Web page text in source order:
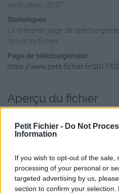
Petit Fichier - Do Not
Information
If you wish to opt-out of the sale,
processing of your personal or
targeted advertising by us,
section to confirm your
vérification: 02/07
Statistiques
La présente page de
l'envoi du fichier
Page de téléchargement
https://www.petit-fichier.fr/2017/
Aperçu du fichier